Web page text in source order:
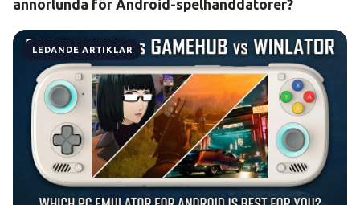
annorlunda för Android-spelhanddatorer?
LEDANDE ARTIKLAR